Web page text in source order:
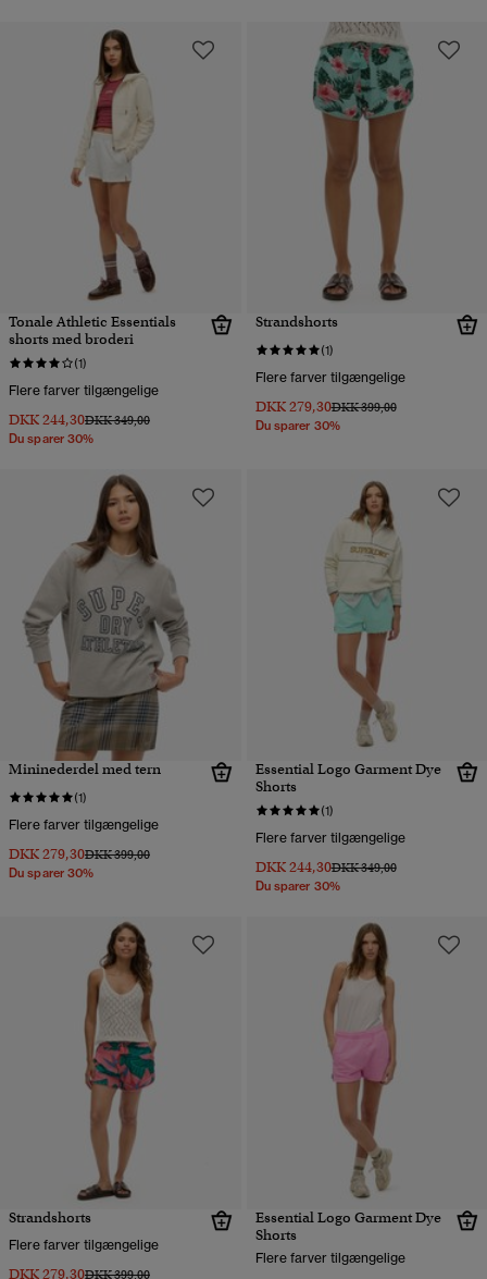
Tonale Athletic Essentials
shorts med broderi
(1)
Flere farver tilgængelige
DKK 244,30Pris nedsat fra
DKK 349,00til
Du sparer 30%
Strandshorts
(1)
Flere farver tilgængelige
DKK 279,30Pris nedsat fra
DKK 399,00til
Du sparer 30%
Mininederdel med tern
(1)
Flere farver tilgængelige
DKK 279,30Pris nedsat fra
DKK 399,00til
Du sparer 30%
Essential Logo Garment Dye
Shorts
(1)
Flere farver tilgængelige
DKK 244,30Pris nedsat fra
DKK 349,00til
Du sparer 30%
Strandshorts
Flere farver tilgængelige
DKK 279,30Pris nedsat fra
DKK 399,00til
Essential Logo Garment Dye
Shorts
Flere farver tilgængelige